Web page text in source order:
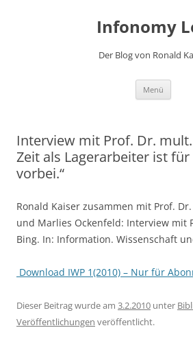
Infonomy
Der Blog von Ronald
Menü
Interview mit Prof. Dr. mult.
Zeit als Lagerarbeiter ist
vorbei.“
Ronald Kaiser zusammen mit Prof.
und Marlies Ockenfeld: Interview mit
Bing. In: Information. Wissenschaft
Download IWP 1(2010) – Nur für
Dieser Beitrag wurde am 3.2.2010 unter
Veröffentlichungen veröffentlicht.